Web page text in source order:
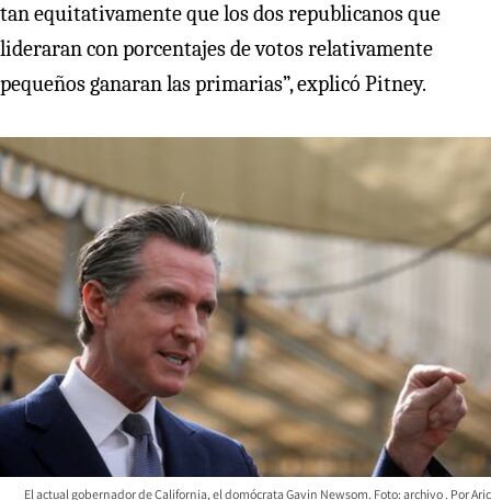
tan equitativamente que los dos republicanos que
lideraran con porcentajes de votos relativamente
pequeños ganaran las primarias”, explicó Pitney.
El actual gobernador de California, el domócrata Gavin Newsom. Foto: archivo Aric